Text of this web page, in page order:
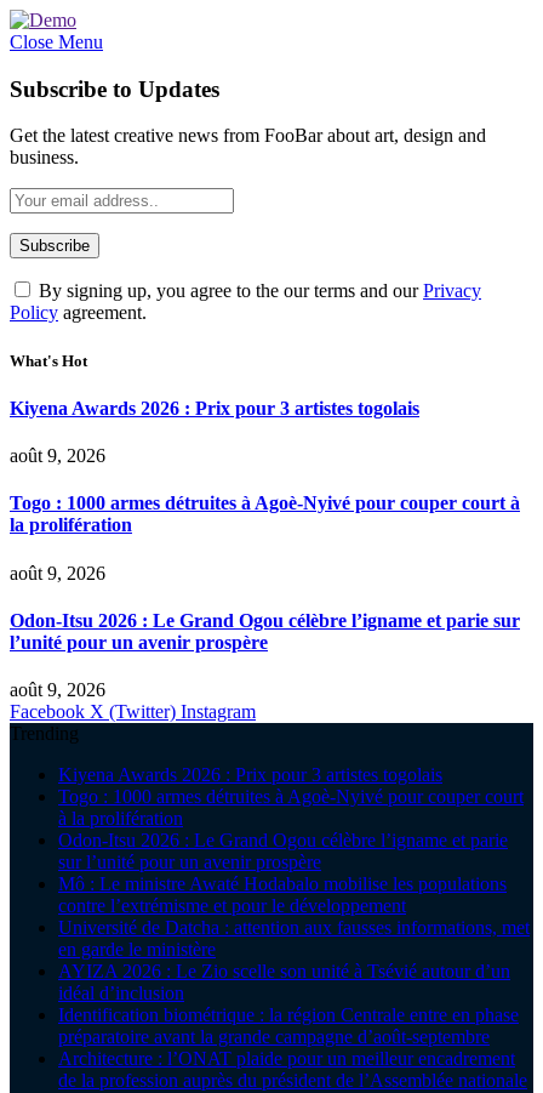
Close Menu
Subscribe to Updates
Get the latest creative news from FooBar about art, design and
business.
By signing up, you agree to the our terms and ourPrivacy
Policy agreement.
What's Hot
Kiyena Awards 2026 : Prix pour 3 artistes togolais
août 9, 2026
Togo : 1000 armes détruites à Agoè-Nyivé pour couper court à
la prolifération
août 9, 2026
Odon-Itsu 2026 : Le Grand Ogou célèbre l’igname et parie sur
l’unité pour un avenir prospère
août 9, 2026
Facebook X (Twitter) Instagram
Trending
Kiyena Awards 2026 : Prix pour 3 artistes togolais
Togo : 1000 armes détruites à Agoè-Nyivé pour couper court
à la prolifération
Odon-Itsu 2026 : Le Grand Ogou célèbre l’igname et parie
sur l’unité pour un avenir prospère
Mô : Le ministre Awaté Hodabalo mobilise les populations
contre l’extrémisme et pour le développement
Université de Datcha : attention aux fausses informations, met
en garde le ministère
AYIZA 2026 : Le Zio scelle son unité à Tsévié autour d’un
idéal d’inclusion
Identification biométrique : la région Centrale entre en phase
préparatoire avant la grande campagne d’août-septembre
Architecture : l’ONAT plaide pour un meilleur encadrement
de la profession auprès du président de l’Assemblée nationale